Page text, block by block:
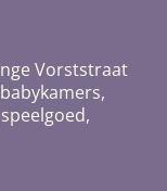
Vorststraat